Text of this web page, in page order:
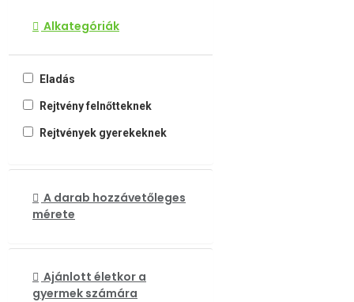
Alkategóriák
Eladás
Rejtvény felnőtteknek
Rejtvények gyerekeknek
A darab hozzávetőleges
mérete
Ajánlott életkor a
gyermek számára